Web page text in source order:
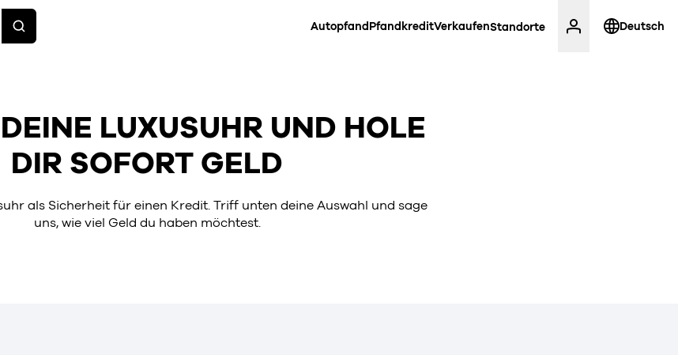
AutopfandPfandkreditVerkaufenStandorte Deutsch
LUXUSUHR UND HOLE
DIR SOFORT GELD
als Sicherheit für einen Kredit. Triff unten deine Auswahl und sage
uns, wie viel Geld du haben möchtest.